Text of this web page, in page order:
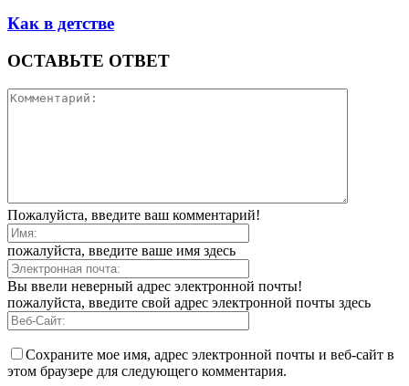
Как в детстве
ОСТАВЬТЕ ОТВЕТ
Пожалуйста, введите ваш комментарий!
пожалуйста, введите ваше имя здесь
Вы ввели неверный адрес электронной почты!
пожалуйста, введите свой адрес электронной почты здесь
Сохраните мое имя, адрес электронной почты и веб-сайт в
этом браузере для следующего комментария.